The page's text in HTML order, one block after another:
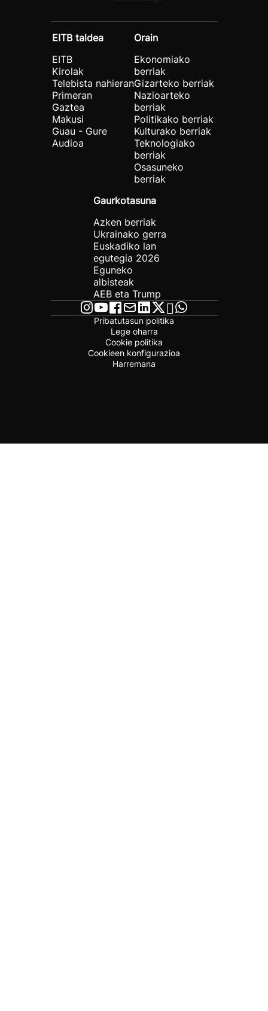
EITB taldea
EITB
Kirolak
Telebista nahieran
Primeran
Gaztea
Makusi
Guau - Gure
Audioa
Orain
Ekonomiako
berriak
Gizarteko berriak
Nazioarteko
berriak
Politikako berriak
Kulturako berriak
Teknologiako
berriak
Osasuneko
berriak
Gaurkotasuna
Azken berriak
Ukrainako gerra
Euskadiko lan
egutegia 2026
Eguneko
albisteak
AEB eta Trump
Pribatutasun politika
Lege oharra
Cookie politika
Cookieen konfigurazioa
Harremana